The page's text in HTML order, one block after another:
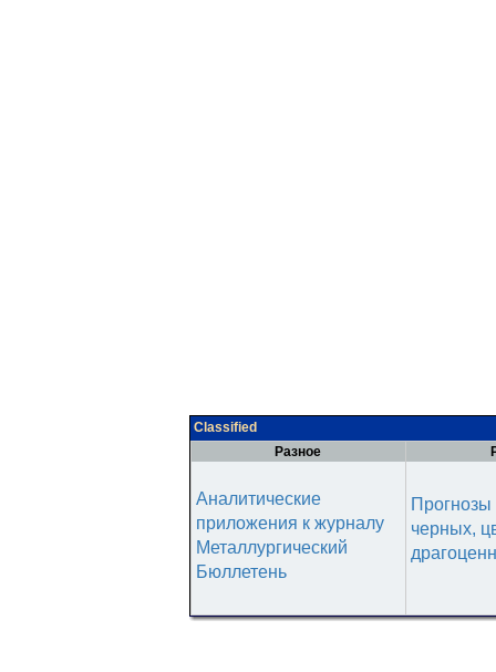
Classified
Разное
Аналитические
приложения к журналу
Металлургический
Бюллетень
черных,